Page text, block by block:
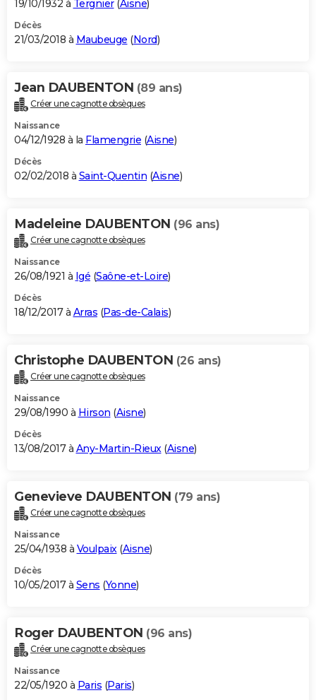
19/10/1932 à Tergnier(Aisne)
Décès
21/03/2018 à Maubeuge (Nord)
Jean DAUBENTON (89 ans)
Créer une cagnotte obsèques
Naissance
04/12/1928 à la Flamengrie (Aisne)
Décès
02/02/2018 à Saint-Quentin (Aisne)
Madeleine DAUBENTON (96 ans)
Créer une cagnotte obsèques
Naissance
26/08/1921 à Igé (Saône-et-Loire)
Décès
18/12/2017 à Arras (Pas-de-Calais)
Christophe DAUBENTON (26 ans)
Créer une cagnotte obsèques
Naissance
29/08/1990 à Hirson (Aisne)
Décès
13/08/2017 à Any-Martin-Rieux(Aisne)
Genevieve DAUBENTON (79 ans)
Créer une cagnotte obsèques
Naissance
25/04/1938 à Voulpaix(Aisne)
Décès
10/05/2017 à Sens (Yonne)
Roger DAUBENTON (96 ans)
Créer une cagnotte obsèques
Naissance
22/05/1920 à Paris (Paris)